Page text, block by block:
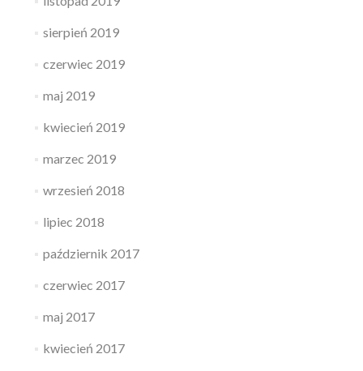
sierpień 2019
czerwiec 2019
maj 2019
kwiecień 2019
marzec 2019
wrzesień 2018
lipiec 2018
październik 2017
czerwiec 2017
maj 2017
kwiecień 2017